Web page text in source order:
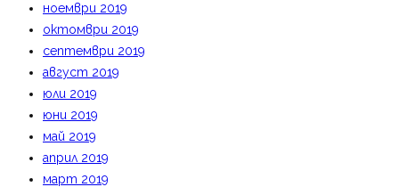
ноември 2019
октомври 2019
септември 2019
август 2019
юли 2019
юни 2019
май 2019
април 2019
март 2019